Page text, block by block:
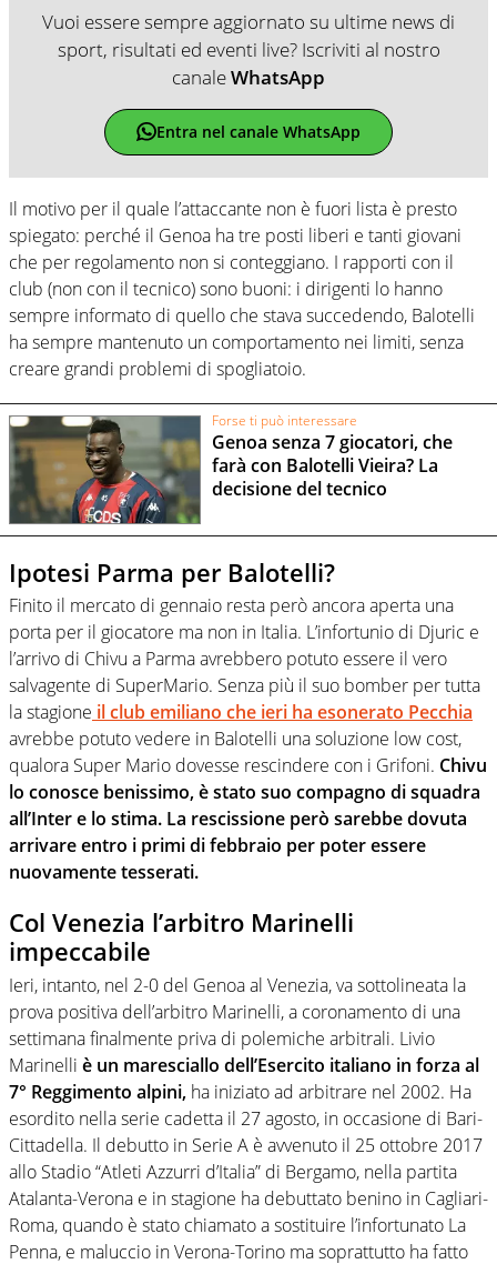
Vuoi essere sempre aggiornato su ultime news di
sport, risultati ed eventi live? Iscriviti al nostro
canaleWhatsApp
Entra nel canale WhatsApp
Il motivo per il quale l’attaccante non è fuori lista è presto
spiegato: perché il Genoa ha tre posti liberi e tanti giovani
che per regolamento non si conteggiano. I rapporti con il
club (non con il tecnico) sono buoni: i dirigenti lo hanno
sempre informato di quello che stava succedendo, Balotelli
ha sempre mantenuto un comportamento nei limiti, senza
creare grandi problemi di spogliatoio.
Forse ti può interessare
Genoa senza 7 giocatori, che
farà con Balotelli Vieira? La
decisione del tecnico
Ipotesi Parma per Balotelli?
Finito il mercato di gennaio resta però ancora aperta una
porta per il giocatore ma non in Italia. L’infortunio di Djuric e
l’arrivo di Chivu a Parma avrebbero potuto essere il vero
salvagente di SuperMario. Senza più il suo bomber per tutta
la stagione il club emiliano che ieri ha esonerato Pecchia
avrebbe potuto vedere in Balotelli una soluzione low cost,
qualora Super Mario dovesse rescindere con i Grifoni. Chivu
lo conosce benissimo, è stato suo compagno di squadra
all’Inter e lo stima. La rescissione però sarebbe dovuta
arrivare entro i primi di febbraio per poter essere
nuovamente tesserati.
Col Venezia l’arbitro Marinelli
impeccabile
Ieri, intanto, nel 2-0 del Genoa al Venezia, va sottolineata la
prova positiva dell’arbitro Marinelli, a coronamento di una
settimana finalmente priva di polemiche arbitrali. Livio
Marinelli è un maresciallo dell’Esercito italiano in forza al
7° Reggimento alpini, ha iniziato ad arbitrare nel 2002. Ha
esordito nella serie cadetta il 27 agosto, in occasione di Bari-
Cittadella. Il debutto in Serie A è avvenuto il 25 ottobre 2017
allo Stadio “Atleti Azzurri d’Italia” di Bergamo, nella partita
Atalanta-Verona e in stagione ha debuttato benino in Cagliari-
Roma, quando è stato chiamato a sostituire l’infortunato La
Penna, e maluccio in Verona-Torino ma soprattutto ha fatto